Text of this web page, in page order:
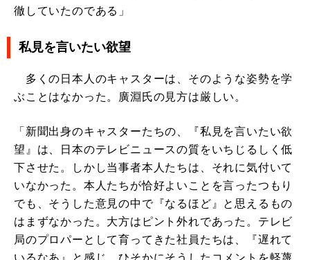
徹していたのである」
私見を言いたい欲望
多くの日本人のキャスターは、そのような姿勢を学
ぶことはなかった。廣淵氏の見方は厳しい。
「新聞出身のキャスターたちの、『私見を言いたい欲
望』は、日本のテレビニュースの質をいちじるしく低
下させた。しかし当事者本人たちは、それに気付いて
いなかった。本人たちが恰好よいことを言ったつもり
でも、そうした意見の中で『なるほど』と思えるもの
はまずなかった。大方はピント外れであった。テレビ
局のプロパーとして育ってきた社員たちは、『遅れて